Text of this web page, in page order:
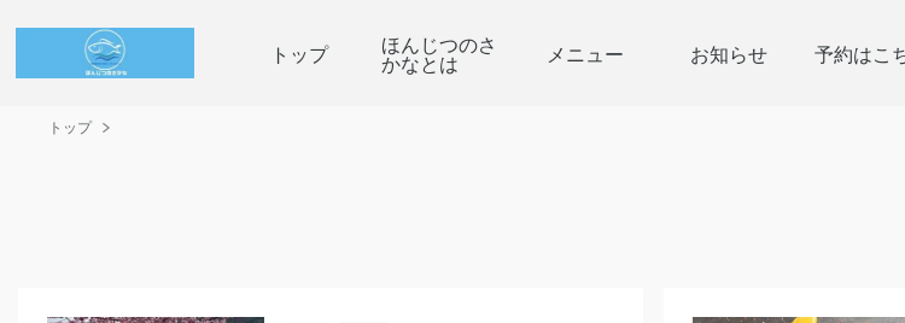
トップ ほんじつのさ
かなとは メニュー お知らせ 予約はこ
トップ